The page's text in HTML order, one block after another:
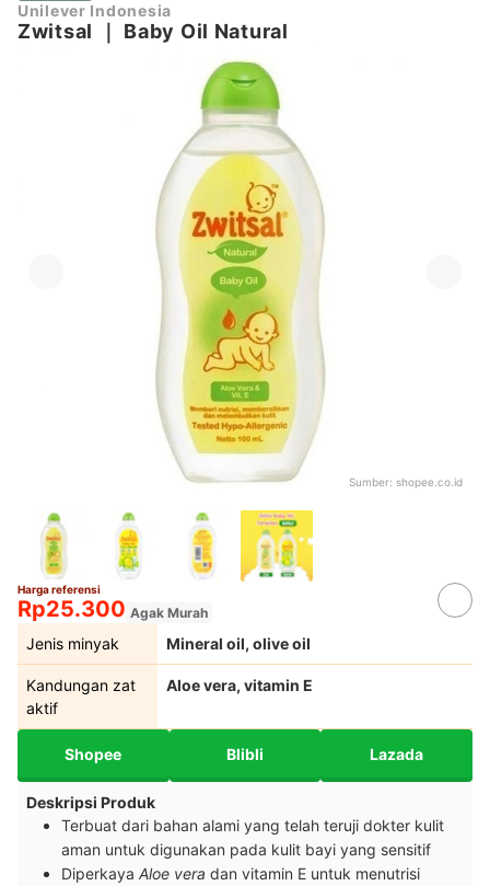
Unilever Indonesia
Zwitsal Baby Oil Natural
Sumber: shopee.co.id
Harga referensi
Rp25.300 Agak Murah
Jenis minyak Mineral oil, olive oil
Kandungan zat
aktif
Aloe vera, vitamin E
Shopee Blibli Lazada
Deskripsi Produk
Terbuat dari bahan alami yang telah teruji dokter kulit
aman untuk digunakan pada kulit bayi yang sensitif
Diperkaya Aloe vera dan vitamin E untuk menutrisi